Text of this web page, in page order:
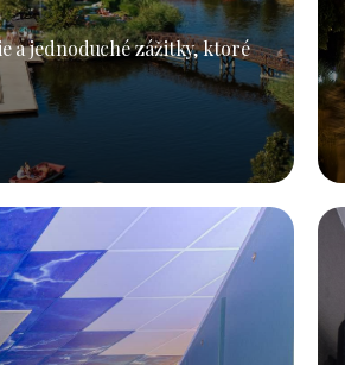
a jednoduché zážitky, ktoré